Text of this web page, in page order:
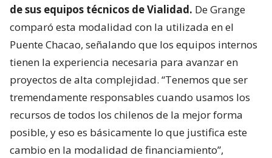
de sus equipos técnicos de Vialidad. De Grange
comparó esta modalidad con la utilizada en el
Puente Chacao, señalando que los equipos internos
tienen la experiencia necesaria para avanzar en
proyectos de alta complejidad. “Tenemos que ser
tremendamente responsables cuando usamos los
recursos de todos los chilenos de la mejor forma
posible, y eso es básicamente lo que justifica este
cambio en la modalidad de financiamiento”,